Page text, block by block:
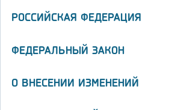
РОССИЙСКАЯ ФЕДЕРАЦИЯ
ФЕДЕРАЛЬНЫЙ ЗАКОН
О ВНЕСЕНИИ ИЗМЕНЕНИЙ